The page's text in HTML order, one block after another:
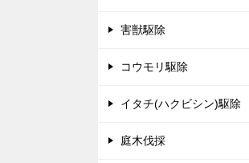
害獣駆除
コウモリ駆除
イタチ(ハクビシン)駆除
庭木伐採